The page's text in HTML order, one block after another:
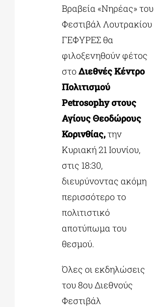
Βραβεία «Νηρέας» του
Φεστιβάλ Λουτρακίου
ΓΕΦΥΡΕΣ θα
φιλοξενηθούν φέτος
στοΔιεθνές Κέντρο
Πολιτισμού
Petrosophy στους
Αγίους Θεοδώρους
Κορινθίας,την
Κυριακή 21 Ιουνίου,
στις 18:30,
διευρύνοντας ακόμη
περισσότερο το
πολιτιστικό
αποτύπωμα του
θεσμού.
Όλες οι εκδηλώσεις
του 8ου Διεθνούς
Φεστιβάλ